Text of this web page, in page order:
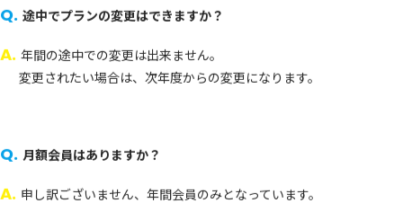
Q. 途中でプランの変更はできますか？
A. 年間の途中での変更は出来ません。
変更されたい場合は、次年度からの変更になります。
Q. 月額会員はありますか？
A. 申し訳ございません、年間会員のみとなっています。